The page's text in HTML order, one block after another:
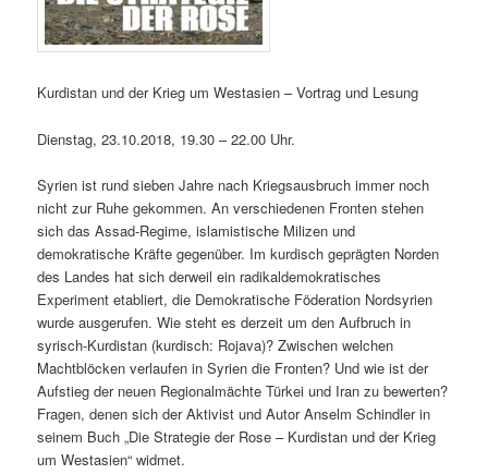
Kurdistan und der Krieg um Westasien – Vortrag und Lesung
Dienstag, 23.10.2018, 19.30 – 22.00 Uhr.
Syrien ist rund sieben Jahre nach Kriegsausbruch immer noch
nicht zur Ruhe gekommen. An verschiedenen Fronten stehen
sich das Assad-Regime, islamistische Milizen und
demokratische Kräfte gegenüber. Im kurdisch geprägten Norden
des Landes hat sich derweil ein radikaldemokratisches
Experiment etabliert, die Demokratische Föderation Nordsyrien
wurde ausgerufen. Wie steht es derzeit um den Aufbruch in
syrisch-Kurdistan (kurdisch: Rojava)? Zwischen welchen
Machtblöcken verlaufen in Syrien die Fronten? Und wie ist der
Aufstieg der neuen Regionalmächte Türkei und Iran zu bewerten?
Fragen, denen sich der Aktivist und Autor Anselm Schindler in
seinem Buch „Die Strategie der Rose – Kurdistan und der Krieg
um Westasien“ widmet.